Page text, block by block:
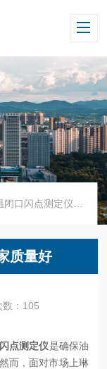
点测定仪哪家质量好
质量好
数：105
点测定仪是确保油
而，面对市场上琳